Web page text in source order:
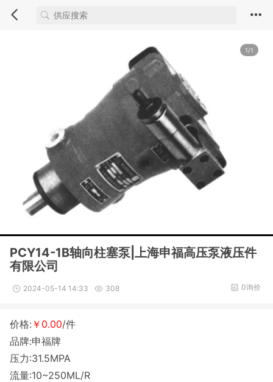
1/1
PCY14-1B轴向柱塞泵|上海申福高压泵液压件
有限公司
2024-05-14 14:33 308 0询价
价格: ￥0.00/件
品牌:申福牌
压力:31.5MPA
流量:10~250ML/R